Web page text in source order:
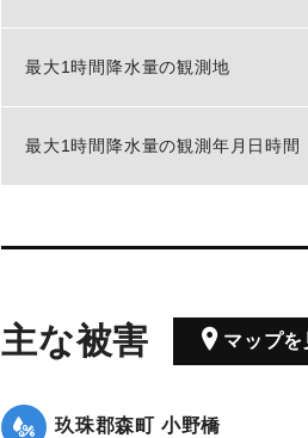
最大1時間降水量の観測地
最大1時間降水量の観測年月日時間
主な被害 マップを
玖珠郡森町 小野橋